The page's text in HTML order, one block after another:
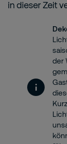
in dieser Zeit
der